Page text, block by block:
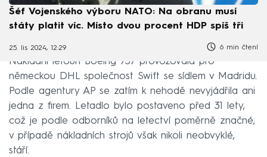
Šéf Vojenského výboru NATO: Na obranu musí
státy platit víc. Místo dvou procent HDP spíš tři
25. lis 2024, 12:29 6 min čtení
Nákladní letoun Boeing 737 provozovala pro
německou DHL společnost Swift se sídlem v Madridu.
Podle agentury AP se zatím k nehodě nevyjádřila ani
jedna z firem. Letadlo bylo postaveno před 31 lety,
což je podle odborníků na letectví poměrně značné,
v případě nákladních strojů však nikoli neobvyklé,
stáří.